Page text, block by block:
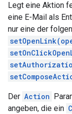
Legt eine Aktion
eine E-Mail als
nur eine der
Der Action
angeben, die ein